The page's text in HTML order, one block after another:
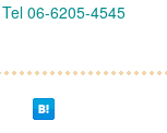
06-6205-4545